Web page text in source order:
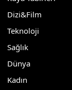
Dizi&Film
Teknoloji
Sağlık
Dünya
Kadın